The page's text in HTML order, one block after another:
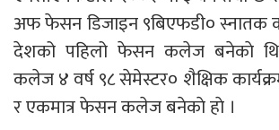
अफ फेसन डिजाइन ९बिएफडी० स्नातक
देशको पहिलो फेसन कलेज बनेकाे
कलेज ४ वर्ष ९८ सेमेस्टर० शैक्षिक
र एकमात्र फेसन कलेज बनेकाे हाे ।